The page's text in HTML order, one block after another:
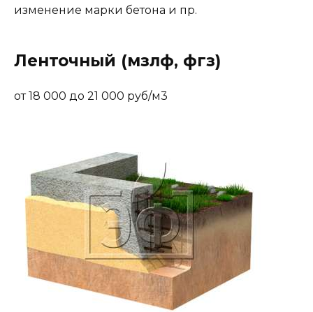
изменение марки бетона и пр.
Ленточный (мзлф, фгз)
от 18 000 до 21 000 руб/м3